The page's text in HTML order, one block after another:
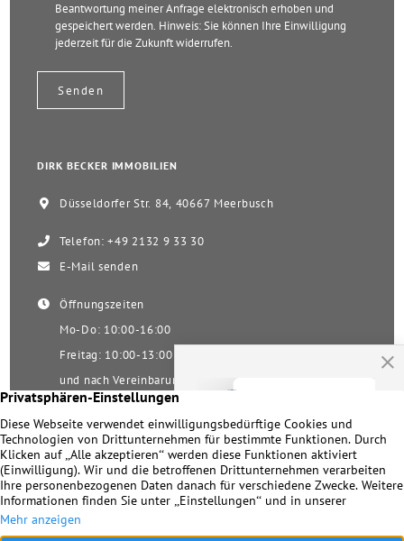
Beantwortung meiner Anfrage elektronisch erhoben und
gespeichert werden. Hinweis: Sie können Ihre Einwilligung
jederzeit für die Zukunft widerrufen.
DIRK BECKER IMMOBILIEN
Düsseldorfer Str. 84, 40667 Meerbusch
Telefon: +49 2132 9 33 30
E-Mail senden
Öffnungszeiten
Mo-Do: 10:00-16:00
Freitag: 10:00-13:00
und nach Vereinbarung
Samstag nach Vereinbarung!
Unsere Facebookseite
Impressum | Datenschutz | Kontakt